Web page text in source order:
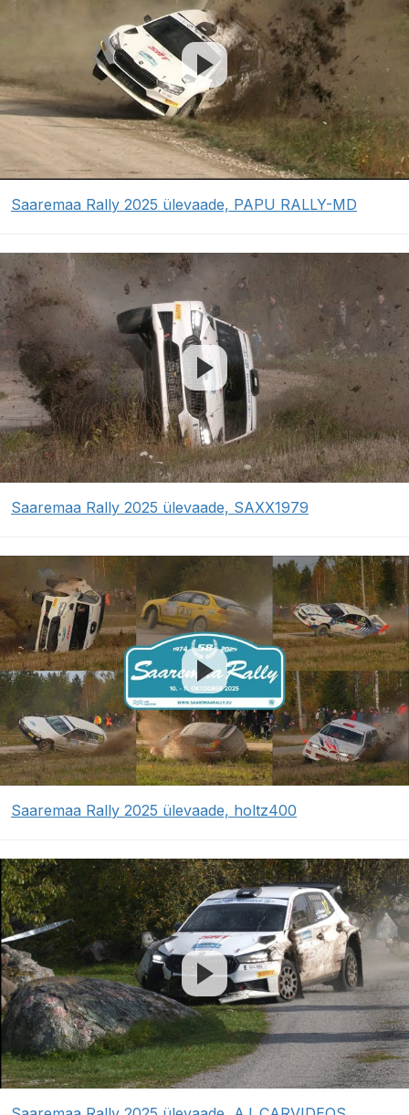
Saaremaa Rally 2025 ülevaade, PAPU RALLY-MD
Saaremaa Rally 2025 ülevaade, SAXX1979
Saaremaa Rally 2025 ülevaade, holtz400